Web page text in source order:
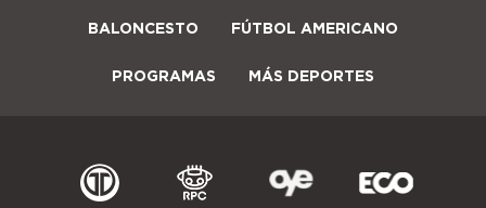
BALONCESTO FÚTBOL AMERICANO
PROGRAMAS MÁS DEPORTES